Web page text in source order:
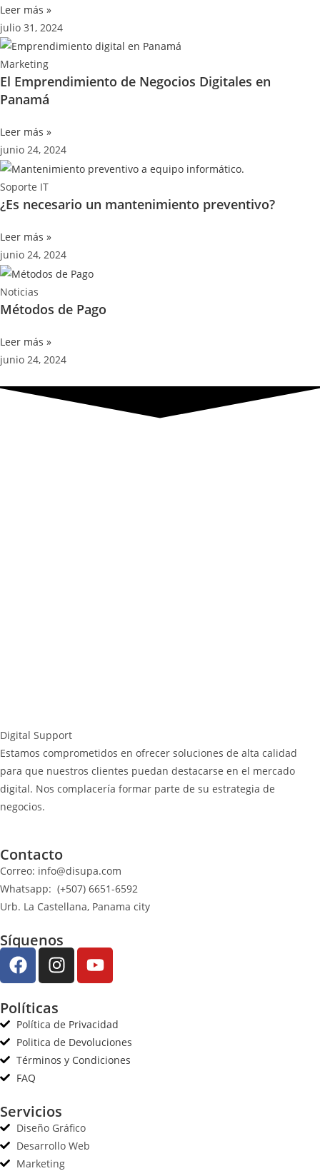
Leer más »
julio 31, 2024
Marketing
El Emprendimiento de Negocios Digitales en
Panamá
Leer más »
junio 24, 2024
Soporte IT
¿Es necesario un mantenimiento preventivo?
Leer más »
junio 24, 2024
Noticias
Métodos de Pago
Leer más »
junio 24, 2024
Digital Support
Estamos comprometidos en ofrecer soluciones de alta calidad
para que nuestros clientes puedan destacarse en el mercado
digital. Nos complacería formar parte de su estrategia de
negocios.
Contacto
Correo: info@disupa.com
Whatsapp: (+507) 6651-6592
Urb. La Castellana, Panama city
Síquenos
Políticas
Política de Privacidad
Politica de Devoluciones
Términos y Condiciones
FAQ
Servicios
Diseño Gráfico
Desarrollo Web
Marketing